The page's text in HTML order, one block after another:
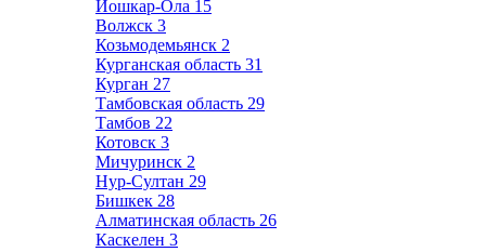
Йошкар-Ола 15
Волжск 3
Козьмодемьянск 2
Курганская область 31
Курган 27
Тамбовская область 29
Тамбов 22
Котовск 3
Мичуринск 2
Нур-Султан 29
Бишкек 28
Алматинская область 26
Каскелен 3